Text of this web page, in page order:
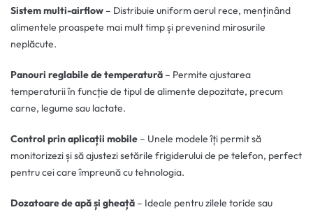
Sistem multi-airflow – Distribuie uniform aerul rece, menținând
alimentele proaspete mai mult timp și prevenind mirosurile
neplăcute.
Panouri reglabile de temperatură – Permite ajustarea
temperaturii în funcție de tipul de alimente depozitate, precum
carne, legume sau lactate.
Control prin aplicații mobile – Unele modele îți permit să
monitorizezi și să ajustezi setările frigiderului de pe telefon, perfect
pentru cei care împreună cu tehnologia.
Dozatoare de apă și gheață – Ideale pentru zilele toride sau